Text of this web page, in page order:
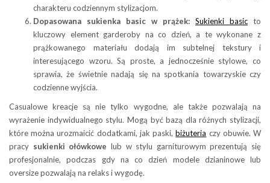
charakteru codziennym stylizacjom.
Dopasowana sukienka basic w prążek: Sukienki basic to
kluczowy element garderoby na co dzień, a te wykonane z
prążkowanego materiału dodają im subtelnej tekstury i
interesującego wzoru. Są proste, a jednocześnie stylowe, co
sprawia, że świetnie nadają się na spotkania towarzyskie czy
codzienne wyjścia.
Casualowe kreacje są nie tylko wygodne, ale także pozwalają na
wyrażenie indywidualnego stylu. Mogą być bazą dla różnych stylizacji,
które można urozmaicić dodatkami, jak paski,biżuteria czy obuwie. W
pracy sukienki ołówkowe lub w stylu garniturowym prezentują się
profesjonalnie, podczas gdy na co dzień modele dzianinowe lub
oversize pozwalają na relaks i wygodę.